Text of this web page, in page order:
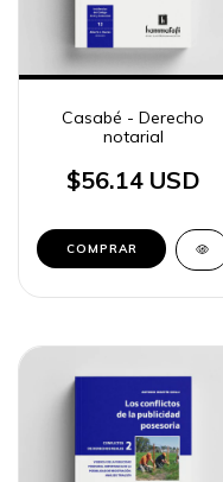
Casabé - Derecho
notarial
$56.14 USD
COMPRAR